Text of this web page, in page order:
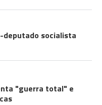
deputado socialista
"guerra total" e